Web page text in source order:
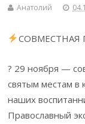
Анатолий
СОВМЕСТНАЯ
? 29 ноября —
святым местам в
наших
Православный